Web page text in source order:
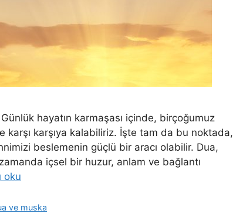
hayatın karmaşası içinde, birçoğumuz
karşı karşıya kalabiliriz. İşte tam da bu noktada,
beslemenin güçlü bir aracı olabilir. Dua,
içsel bir huzur, anlam ve bağlantı
oku
ve muska